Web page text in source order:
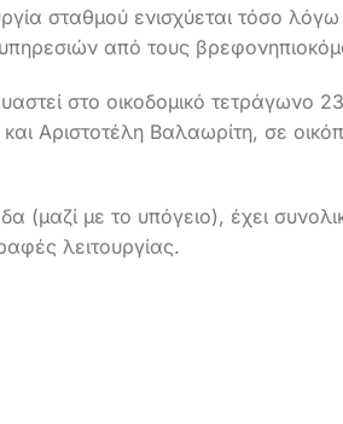
σταθμού ενισχύεται τόσο
από τους
στο οικοδομικό τετράγωνο
Αριστοτέλη Βαλαωρίτη, σε
(μαζί με το υπόγειο), έχει
λειτουργίας.